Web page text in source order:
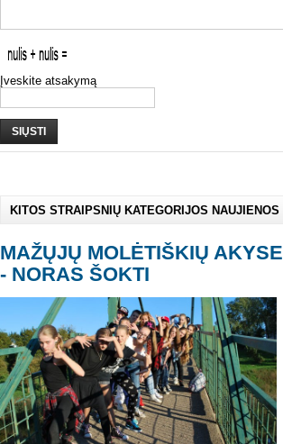
Įveskite atsakymą
SIŲSTI
KITOS STRAIPSNIŲ KATEGORIJOS NAUJIENOS
MAŽŲJŲ MOLĖTIŠKIŲ AKYSE
- NORAS ŠOKTI